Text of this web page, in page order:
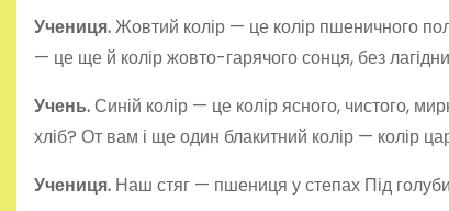
Учениця.Жовтий колір — це колір пшенично­го
— це ще й колір жовто-гарячого сонця, без
Учень.Синій колір — це колір ясного, чистого,
хліб? От вам і ще один бла­китний колір — колір
Учениця. Наш стяг — пшениця у степах Під